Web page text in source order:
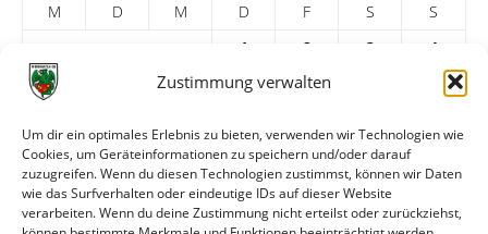
Zustimmung verwalten
Um dir ein optimales Erlebnis zu bieten, verwenden wir Technologien wie
Cookies, um Geräteinformationen zu speichern und/oder darauf
zuzugreifen. Wenn du diesen Technologien zustimmst, können wir Daten
wie das Surfverhalten oder eindeutige IDs auf dieser Website
verarbeiten. Wenn du deine Zustimmung nicht erteilst oder zurückziehst,
M
D M D F S
S
1
2 3
4
5
7 8 9
19
20 21 22 23 24
26
27 28 29
30
« Okt.
Dez. »